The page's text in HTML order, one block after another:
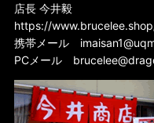
店長 今井毅
https://
携帯メール
PCメール